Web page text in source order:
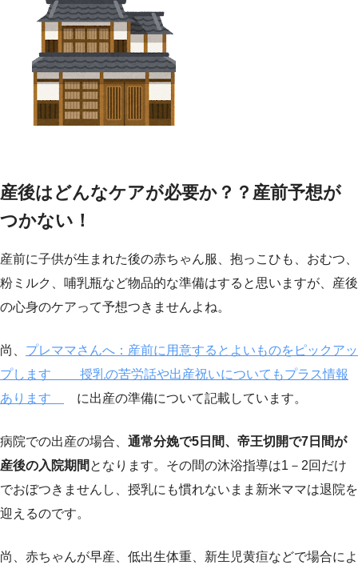
産後はどんなケアが必要か？？産前予想が
つかない！
産前に子供が生まれた後の赤ちゃん服、抱っこひも、おむつ、
粉ミルク、哺乳瓶など物品的な準備はすると思いますが、産後
の心身のケアって予想つきませんよね。
尚、 プレママさんへ：産前に用意するとよいものをピックアッ
プします 授乳の苦労話や出産祝いについてもプラス情報
あります
に出産の準備について記載しています。
病院での出産の場合、 通常分娩で5日間、帝王切開で7日間が
産後の入院期間 となります。その間の沐浴指導は1－2回だけ
でおぼつきませんし、授乳にも慣れないまま新米ママは退院を
迎えるのです。
尚、赤ちゃんが早産、低出生体重、新生児黄疸などで場合によ